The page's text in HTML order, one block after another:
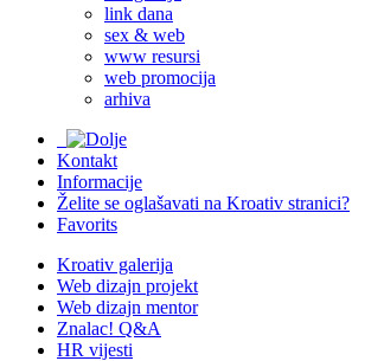
link dana
sex & web
www resursi
web promocija
arhiva
Kontakt
Informacije
Želite se oglašavati na Kroativ stranici?
Favorits
Kroativ galerija
Web dizajn projekt
Web dizajn mentor
Znalac! Q&A
HR vijesti